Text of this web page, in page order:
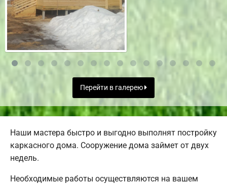
Перейти в галерею
Наши мастера быстро и выгодно выполнят постройку
каркасного дома. Сооружение дома займет от двух
недель.
Необходимые работы осуществляются на вашем